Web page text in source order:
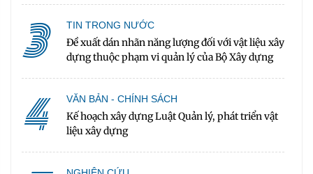
3 TIN TRONG NƯỚC
Đề xuất dán nhãn năng lượng đối với vật liệu xây
dựng thuộc phạm vi quản lý của Bộ Xây dựng
4 VĂN BẢN - CHÍNH SÁCH
Kế hoạch xây dựng Luật Quản lý, phát triển vật
liệu xây dựng